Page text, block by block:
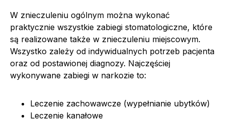
W znieczuleniu ogólnym można wykonać
praktycznie wszystkie zabiegi stomatologiczne, które
są realizowane także w znieczuleniu miejscowym.
Wszystko zależy od indywidualnych potrzeb pacjenta
oraz od postawionej diagnozy. Najczęściej
wykonywane zabiegi w narkozie to:
Leczenie zachowawcze (wypełnianie ubytków)
Leczenie kanałowe